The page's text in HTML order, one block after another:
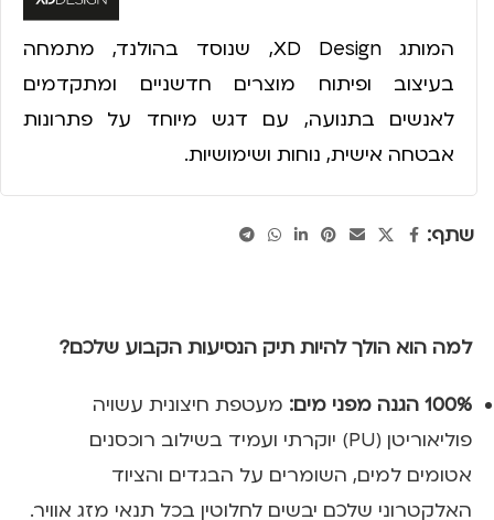
המותג XD Design, שנוסד בהולנד, מתמחה
בעיצוב ופיתוח מוצרים חדשניים ומתקדמים
לאנשים בתנועה, עם דגש מיוחד על פתרונות
אבטחה אישית, נוחות ושימושיות.
שתף:
למה הוא הולך להיות תיק הנסיעות הקבוע שלכם?
100% הגנה מפני מים:
מעטפת חיצונית עשויה
פוליאוריטן (PU) יוקרתי ועמיד בשילוב רוכסנים
אטומים למים, השומרים על הבגדים והציוד
האלקטרוני שלכם יבשים לחלוטין בכל תנאי מזג אוויר.